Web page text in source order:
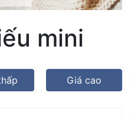
mini
Giá cao